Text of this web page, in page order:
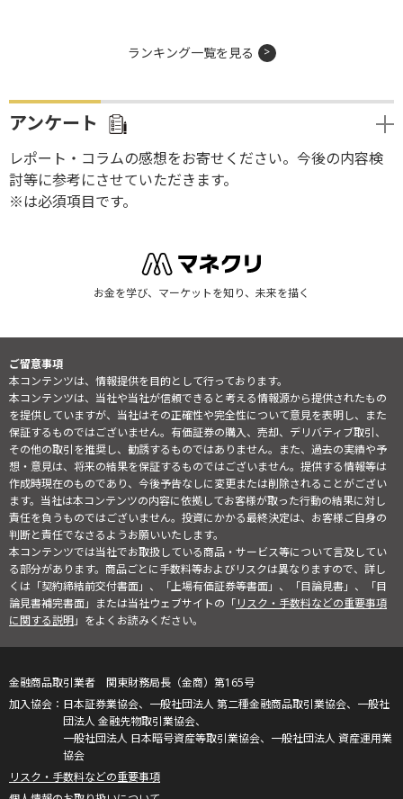
ランキング一覧を見る
アンケート
レポート・コラムの感想をお寄せください。今後の内容検
討等に参考にさせていただきます。
※は必須項目です。
お金を学び、マーケットを知り、未来を描く
ご留意事項
本コンテンツは、情報提供を目的として行っております。
本コンテンツは、当社や当社が信頼できると考える情報源から提供されたもの
を提供していますが、当社はその正確性や完全性について意見を表明し、また
保証するものではございません。有価証券の購入、売却、デリバティブ取引、
その他の取引を推奨し、勧誘するものではありません。また、過去の実績や予
想・意見は、将来の結果を保証するものではございません。提供する情報等は
作成時現在のものであり、今後予告なしに変更または削除されることがござい
ます。当社は本コンテンツの内容に依拠してお客様が取った行動の結果に対し
責任を負うものではございません。投資にかかる最終決定は、お客様ご自身の
判断と責任でなさるようお願いいたします。
本コンテンツでは当社でお取扱している商品・サービス等について言及してい
る部分があります。商品ごとに手数料等およびリスクは異なりますので、詳し
くは「契約締結前交付書面」、「上場有価証券等書面」、「目論見書」、「目
論見書補完書面」または当社ウェブサイトの「リスク・手数料などの重要事項
に関する説明」をよくお読みください。
金融商品取引業者 関東財務局長（金商）第165号
日本証券業協会、一般社団法人 第二種金融商品取引業協会、一般社
団法人 金融先物取引業協会、
一般社団法人 日本暗号資産等取引業協会、一般社団法人 資産運用業
協会
リスク・手数料などの重要事項